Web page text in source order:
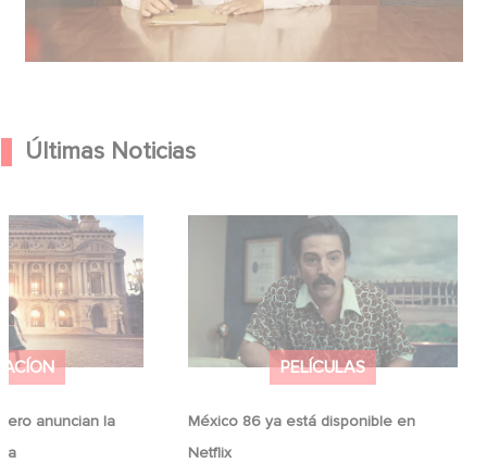
Últimas Noticias
anuncian la
anuncian la
PELÍCULAS
México 86 ya está disponible en
Netflix
México 86 ya está disponible en